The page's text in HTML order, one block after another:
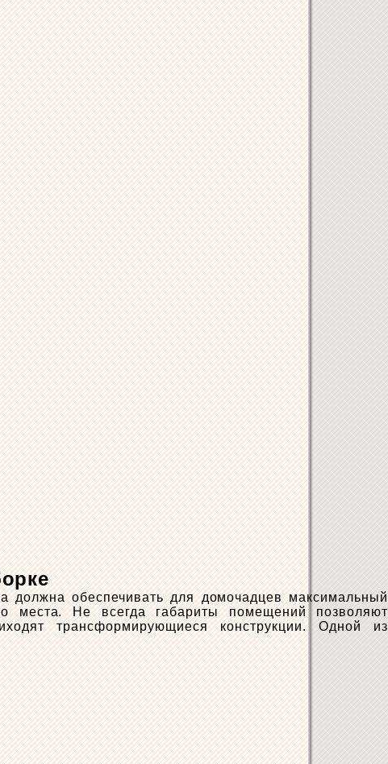
обеспечивать для домочадцев максимальный
места. Не всегда габариты помещений позволяют
трансформирующиеся конструкции. Одной из